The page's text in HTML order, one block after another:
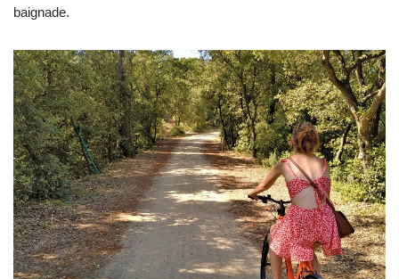
baignade.